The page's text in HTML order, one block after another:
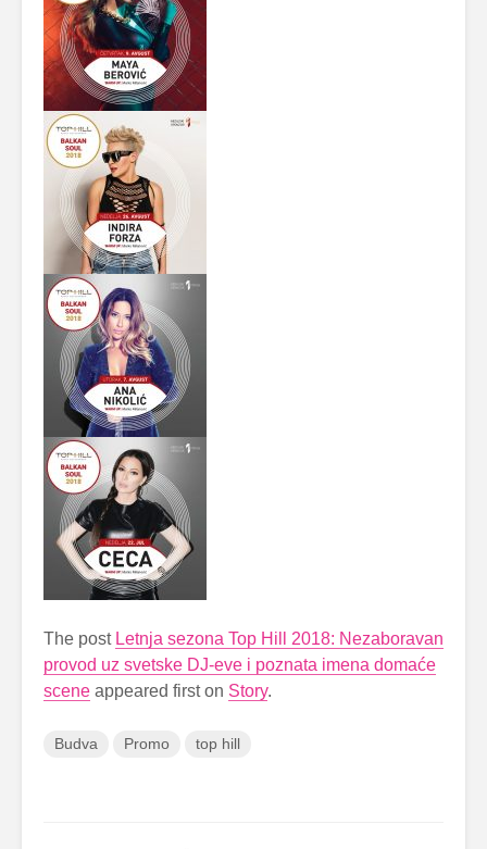
The post Letnja sezona Top Hill 2018: Nezaboravan
provod uz svetske DJ-eve i poznata imena domaće
scene appeared first on Story.
Budva Promo top hill